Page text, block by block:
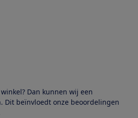
Dan kunnen wij een
Dit beïnvloedt onze beoordelingen